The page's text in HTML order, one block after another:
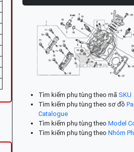
Tìm kiếm phụ tùng theo mã SKU
Tìm kiếm phụ tùng theo sơ đồ
Catalogue
Tìm kiếm phụ tùng theo Model
Tìm kiếm phụ tùng theo Nhóm